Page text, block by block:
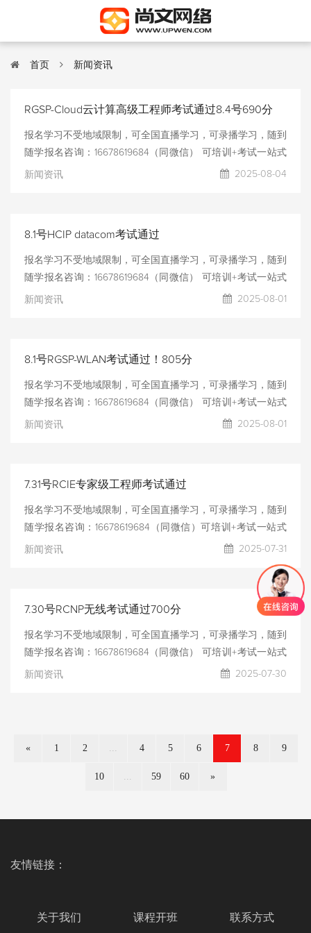
首页 新闻资讯
RGSP-Cloud云计算高级工程师考试通过8.4号690分
报名学习不受地域限制，可全国直播学习，可录播学习，随到
随学报名咨询：16678619684（同微信） 可培训+考试一站式
服务，可只报名考试安排提供考试模拟测试，测试通过后考
新闻资讯 2025-08-04
8.1号HCIP datacom考试通过
报名学习不受地域限制，可全国直播学习，可录播学习，随到
随学报名咨询：16678619684（同微信） 可培训+考试一站式
服务，可只报名考试安排提供考试模拟测试，测试通过后考
新闻资讯 2025-08-01
8.1号RGSP-WLAN考试通过！805分
报名学习不受地域限制，可全国直播学习，可录播学习，随到
随学报名咨询：16678619684（同微信） 可培训+考试一站式
服务，可只报名考试安排提供考试模拟测试，测试通过后考
新闻资讯 2025-08-01
7.31号RCIE专家级工程师考试通过
报名学习不受地域限制，可全国直播学习，可录播学习，随到
随学报名咨询：16678619684（同微信）可培训+考试一站式
服务，可只报名考试安排提供考试模拟测试，测试通过后考
新闻资讯 2025-07-31
7.30号RCNP无线考试通过700分
报名学习不受地域限制，可全国直播学习，可录播学习，随到
随学报名咨询：16678619684（同微信） 可培训+考试一站式
服务，可只报名考试安排提供考试模拟测试，测试通过后考
新闻资讯 2025-07-30
« 1 2 ... 4 5 6 7 8 9
10 ... 59 60 »
友情链接：
关于我们 课程开班 联系方式